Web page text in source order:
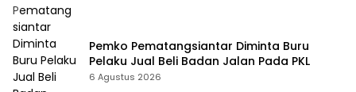
Pemko Pematangsiantar Diminta Buru
Pelaku Jual Beli Badan Jalan Pada PKL
6 Agustus 2026